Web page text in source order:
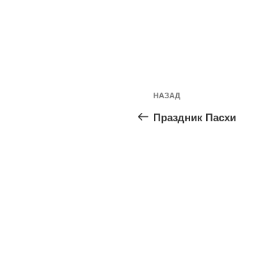
Навигация
по
записям
Предыдущая
запись:
НАЗАД
Праздник Пасхи